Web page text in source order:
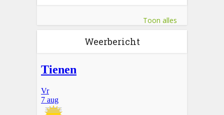
Toon alles
Weerbericht